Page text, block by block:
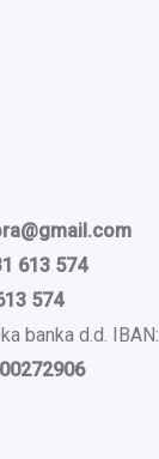
613 574
574
banka d.d. IBAN: